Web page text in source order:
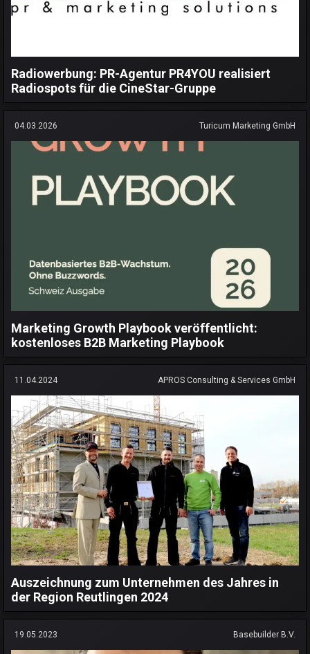
Radiowerbung: PR-Agentur PR4YOU realisiert
Radiospots für die CineStar-Gruppe
04.03.2026 Turicum Marketing GmbH
Marketing Growth Playbook veröffentlicht:
kostenloses B2B Marketing Playbook
11.04.2024 APROS Consulting & Services GmbH
Auszeichnung zum Unternehmen des Jahres in
der Region Reutlingen 2024
19.05.2023 Basebuilder B.V.